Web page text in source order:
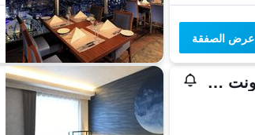
عرض الصفقة
فندق متروبوليتان إدمونت طوكيو